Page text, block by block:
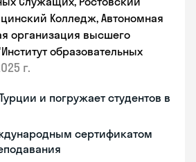
Колледж, Автономная
организация высшего
образовательных
г.
и погружает студентов в
сертификатом